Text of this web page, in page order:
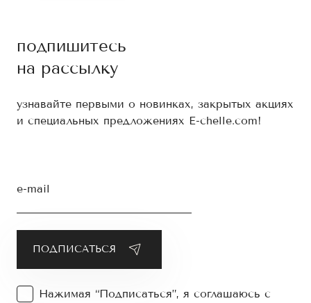
подпишитесь
на рассылку
узнавайте первыми о новинках, закрытых акциях
и специальных предложениях E-chelle.com!
e-mail
Нажимая “Подписаться”, я соглашаюсь с